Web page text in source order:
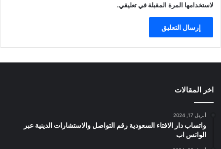
لاستخدامها المرة المقبلة في تعليقي.
اخر المقالات
أبريل 17, 2024
واتساب دار الافتاء السعودية رقم التواصل والاستشارات الدينية عبر
الواتس اب